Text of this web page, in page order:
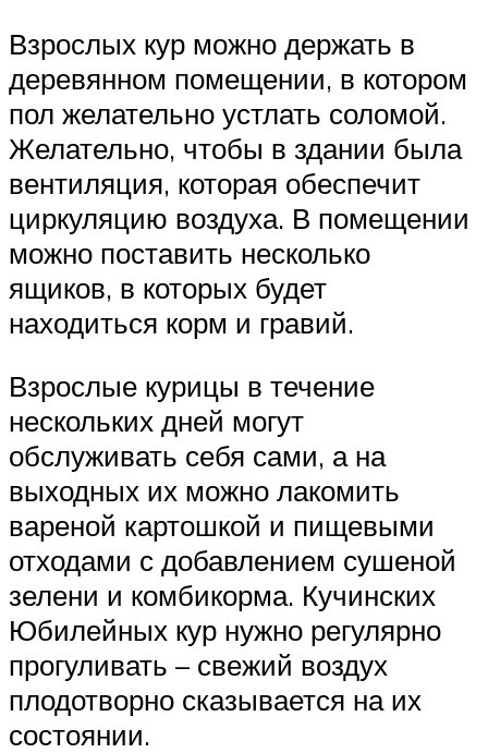
Взрослых кур можно держать в
деревянном помещении, в котором
пол желательно устлать соломой.
Желательно, чтобы в здании была
вентиляция, которая обеспечит
циркуляцию воздуха. В помещении
можно поставить несколько
ящиков, в которых будет
находиться корм и гравий.
Взрослые курицы в течение
нескольких дней могут
обслуживать себя сами, а на
выходных их можно лакомить
вареной картошкой и пищевыми
отходами с добавлением сушеной
зелени и комбикорма. Кучинских
Юбилейных кур нужно регулярно
прогуливать – свежий воздух
плодотворно сказывается на их
состоянии.